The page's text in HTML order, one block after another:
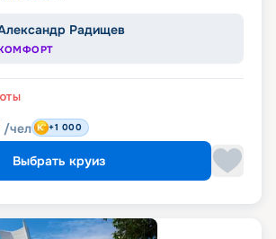
Радищев
/чел +1 000
Выбрать круиз